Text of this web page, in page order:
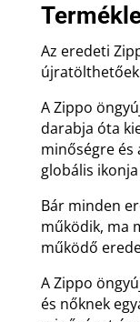
Az eredeti
újratölthetőek
A Zippo
darabja óta
minőségre és
globális
Bár minden
működik, ma
működő
A Zippo
és nőknek